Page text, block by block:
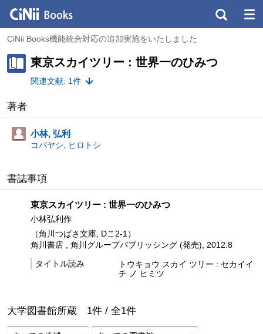
CiNii Books機能統合対応の追加実施をいたしました
東京スカイツリー : 世界一のひみつ
関連文献: 1件
著者
小林, 弘利
コバヤシ, ヒロトシ
書誌事項
東京スカイツリー : 世界一のひみつ
小林弘利作
（角川つばさ文庫, Dこ2-1）
角川書店 , 角川グループパブリッシング (発売), 2012.8
タイトル読み
トウキョウ スカイ ツリー : セカイイ
チ ノ ヒミツ
大学図書館所蔵 1件 / 全1件